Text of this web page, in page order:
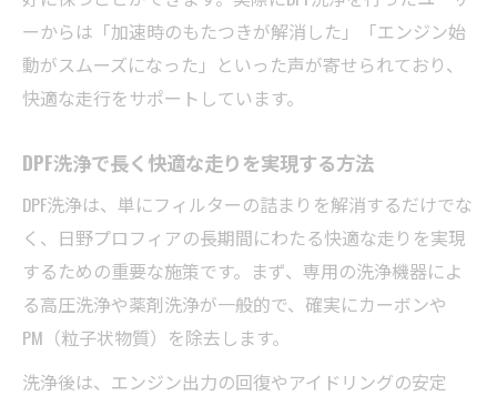
ーからは「加速時のもたつきが解消した」「エンジン始
動がスムーズになった」といった声が寄せられており、
快適な走行をサポートしています。
DPF洗浄で長く快適な走りを実現する方法
DPF洗浄は、単にフィルターの詰まりを解消するだけでな
く、日野プロフィアの長期間にわたる快適な走りを実現
するための重要な施策です。まず、専用の洗浄機器によ
る高圧洗浄や薬剤洗浄が一般的で、確実にカーボンや
PM（粒子状物質）を除去します。
洗浄後は、エンジン出力の回復やアイドリングの安定